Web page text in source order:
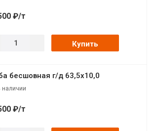
₽/т
Купить
бесшовная г/д 63,5х10,0
наличии
₽/т